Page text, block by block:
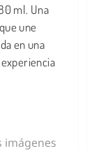
ml. Una
une
en una
imágenes